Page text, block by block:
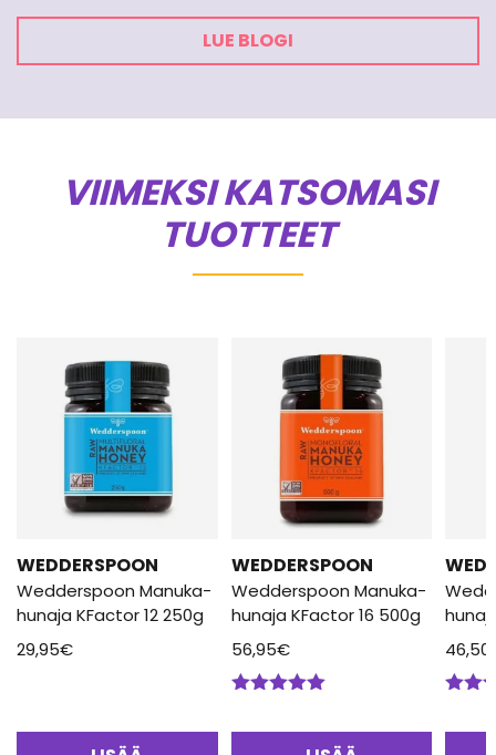
LUE BLOGI
VIIMEKSI KATSOMASI
TUOTTEET
WEDDERSPOON
Wedderspoon Manuka-
hunaja KFactor 12 250g
29,95€
WEDDERSPOON
Wedderspoon Manuka-
hunaja KFactor 16 500g
56,95€
46,50